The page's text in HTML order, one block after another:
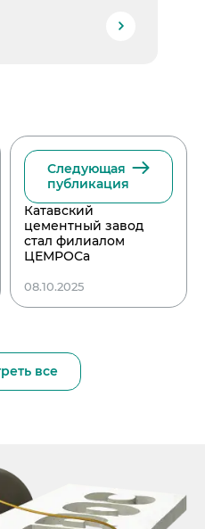
Следующая
публикация
Катавский
цементный завод
стал филиалом
ЦЕМРОСа
08.10.2025
все